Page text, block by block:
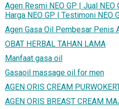
Agen Resmi NEO GP | Jual NEO
Harga NEO GP | Testimoni NEO
Agen Gasa Oil Pembesar Penis
OBAT HERBAL TAHAN LAMA
Manfaat gasa oil
Gasaoil massage oil for men
AGEN ORIS CREAM
AGEN ORIS BREAST CREAM